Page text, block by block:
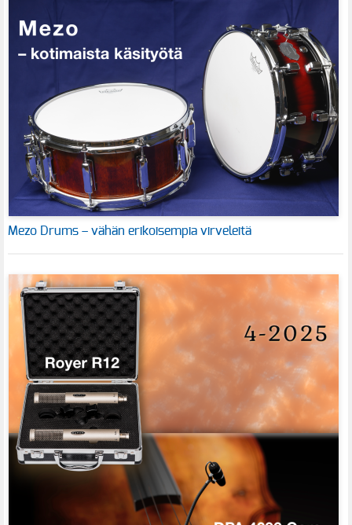
Mezo Drums – vähän erikoisempia virveleitä